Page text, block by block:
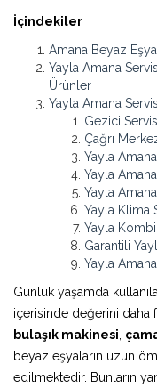
İçindekiler
Amana Beyaz
Yayla Amana
Ürünler
Yayla Amana
Gezici Servis
Çağrı
Yayla
Yayla
Yayla
Yayla Klima
Yayla
Garantili
Yayla
Günlük yaşamda
içerisinde değerini
bulaşık makinesi
beyaz eşyaların uzun
edilmektedir. Bunların